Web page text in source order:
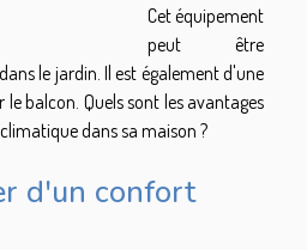
Cet équipement
peut être
le jardin. Il est également d'une
le balcon. Quels sont les avantages
dans sa maison ?
d'un confort